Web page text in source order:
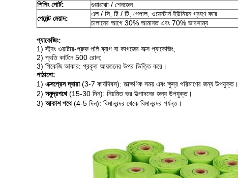
শিপিং পোর্ট:
গুয়াংঝো / শেনজেন
পেমেন্টমেয়াদ:
এল / সি, টি / টি, পেপাল, ওয়েস্টার্ন ইউনিয়ন গ্রহণ করে
চালানের আগে 30% আমানত এবং 70% ভারসাম্য
প্যাকেজিং:
1) স্ট্রং ওয়াটার-প্রুফ পলি ব্যাগ বা কাগজের বাক্স প্যাকেজিং;
2) প্রতি কার্টনে 500 রোল;
3) পিকেজি আকার: প্রকৃত আয়তনের উপর ভিত্তি করে।
পাঠানো:
1) এক্সপ্রেস দ্বারা(3-7 কার্যদিবস): তাত্ক্ষণিক সময় এবং ক্ষুদ্র পরিমাণের জন্য উপযুক্ত।
2) সমুদ্রপথে(15-30 দিন): নিয়মিত ভর উত্পাদনের জন্য উপযুক্ত।
3) আকাশ পথে(4-5 দিন): বিমানবন্দর থেকে বিমানবন্দর পর্যন্ত।